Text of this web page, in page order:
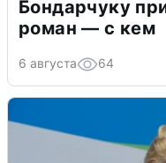
Бондарчуку
роман — с кем
6 августа 64